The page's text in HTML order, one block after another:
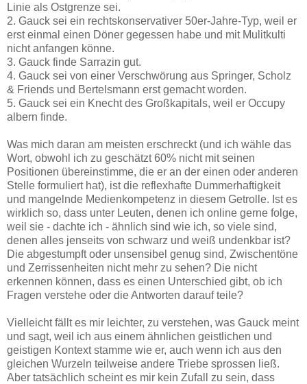
Linie als Ostgrenze sei.
2. Gauck sei ein rechtskonservativer 50er-Jahre-Typ, weil er
erst einmal einen Döner gegessen habe und mit Mulitkulti
nicht anfangen könne.
3. Gauck finde Sarrazin gut.
4. Gauck sei von einer Verschwörung aus Springer, Scholz
& Friends und Bertelsmann erst gemacht worden.
5. Gauck sei ein Knecht des Großkapitals, weil er Occupy
albern finde.
Was mich daran am meisten erschreckt (und ich wähle das
Wort, obwohl ich zu geschätzt 60% nicht mit seinen
Positionen übereinstimme, die er an der einen oder anderen
Stelle formuliert hat), ist die reflexhafte Dummerhaftigkeit
und mangelnde Medienkompetenz in diesem Getrolle. Ist es
wirklich so, dass unter Leuten, denen ich online gerne folge,
weil sie - dachte ich - ähnlich sind wie ich, so viele sind,
denen alles jenseits von schwarz und weiß undenkbar ist?
Die abgestumpft oder unsensibel genug sind, Zwischentöne
und Zerrissenheiten nicht mehr zu sehen? Die nicht
erkennen können, dass es einen Unterschied gibt, ob ich
Fragen verstehe oder die Antworten darauf teile?
Vielleicht fällt es mir leichter, zu verstehen, was Gauck meint
und sagt, weil ich aus einem ähnlichen geistlichen und
geistigen Kontext stamme wie er, auch wenn ich aus den
gleichen Wurzeln teilweise andere Triebe sprossen ließ.
Aber tatsächlich scheint es mir kein Zufall zu sein, dass